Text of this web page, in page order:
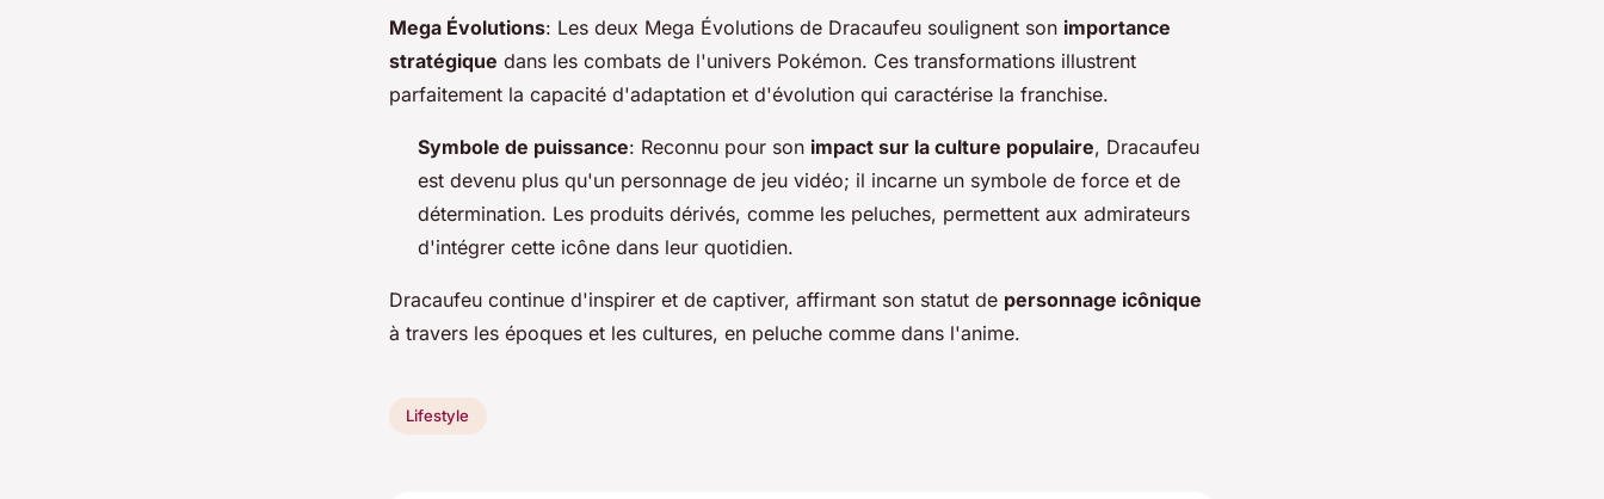
Mega Évolutions: Les deux Mega Évolutions de Dracaufeu soulignent son importance
stratégique dans les combats de l'univers Pokémon. Ces transformations illustrent
parfaitement la capacité d'adaptation et d'évolution qui caractérise la franchise.
Symbole de puissance: Reconnu pour son impact sur la culture populaire, Dracaufeu
est devenu plus qu'un personnage de jeu vidéo; il incarne un symbole de force et de
détermination. Les produits dérivés, comme les peluches, permettent aux admirateurs
d'intégrer cette icône dans leur quotidien.
Dracaufeu continue d'inspirer et de captiver, affirmant son statut de personnage icônique
à travers les époques et les cultures, en peluche comme dans l'anime.
Lifestyle